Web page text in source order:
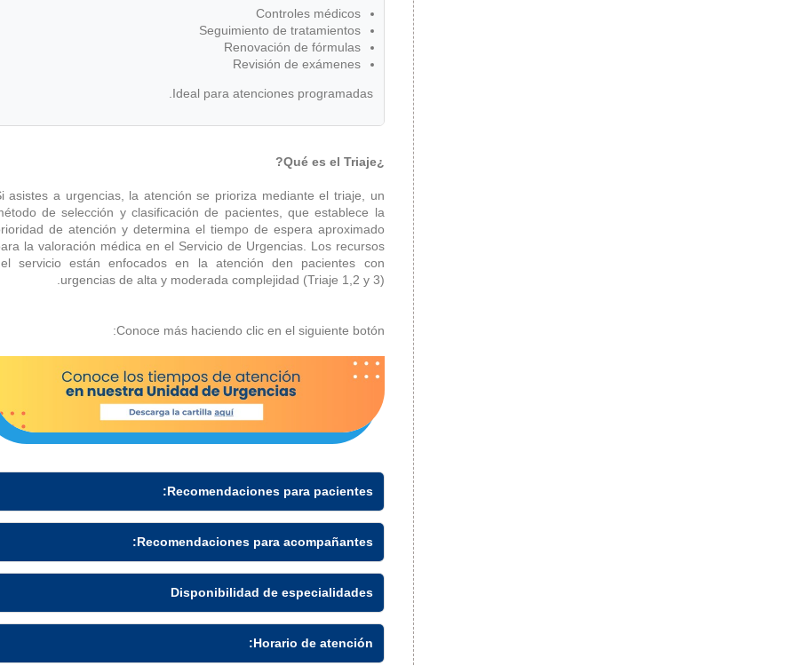
Controles médicos
Seguimiento de tratamientos
Renovación de fórmulas
Revisión de exámenes
Ideal para atenciones programadas.
¿Qué es el Triaje?
asistes a urgencias, la atención se prioriza mediante el triaje, un
de selección y clasificación de pacientes, que establece la
de atención y determina el tiempo de espera aproximado
la valoración médica en el Servicio de Urgencias. Los recursos
servicio están enfocados en la atención den pacientes con
urgencias de alta y moderada complejidad (Triaje 1,2 y 3).
Conoce más haciendo clic en el siguiente botón:
Recomendaciones para pacientes:
mayores de 65 años o aquellos cuya condición clínica lo
requieran, deben ingresar a la Unidad de Urgencias con
Para garantizar la seguridad de los niños en la Unidad de
padres al área pediátrica.
Recomendaciones para acompañantes:
Disponibilidad de especialidades
Lunes a viernes de 7:00 a.m. a 3:00 p.m.
Horario de atención: